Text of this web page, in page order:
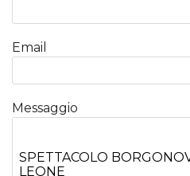
Email
Messaggio